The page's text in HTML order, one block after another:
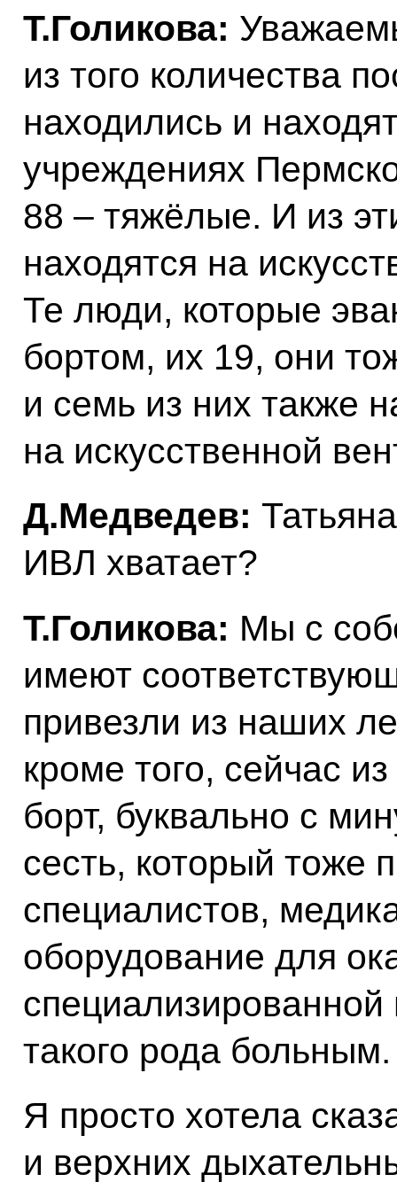
Т.Голикова:
из того количества
находились и
учреждениях
88 – тяжёлые. И из
находятся на
Те люди, которые
бортом, их 19, они
и семь из них также
на искусственной
Д.Медведев:
ИВЛ хватает?
Т.Голикова: Мы с
имеют
привезли из наших
кроме того, сейчас
борт, буквально с
сесть, который тоже
специалистов,
оборудование для
такого рода больным.
Я просто хотела
и верхних